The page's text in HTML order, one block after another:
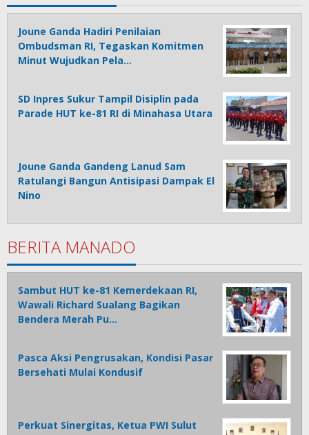
Joune Ganda Hadiri Penilaian
Ombudsman RI, Tegaskan Komitmen
Minut Wujudkan Pela…
SD Inpres Sukur Tampil Disiplin pada
Parade HUT ke-81 RI di Minahasa Utara
Joune Ganda Gandeng Lanud Sam
Ratulangi Bangun Antisipasi Dampak El
Nino
BERITA MANADO
Sambut HUT ke-81 Kemerdekaan RI,
Wawali Richard Sualang Bagikan
Bendera Merah Pu…
Pasca Aksi Pengrusakan, Kondisi Pasar
Bersehati Mulai Kondusif
Perkuat Sinergitas, Ketua PWI Sulut